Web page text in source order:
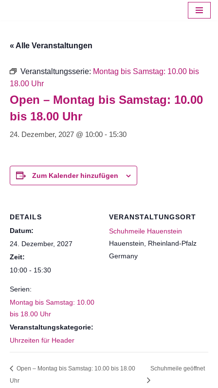
springen
« Alle Veranstaltungen
Veranstaltungsserie: Montag bis Samstag: 10.00 bis
18.00 Uhr
Open – Montag bis Samstag: 10.00
bis 18.00 Uhr
24. Dezember, 2027 @ 10:00 - 15:30
Zum Kalender hinzufügen
DETAILS
Datum:
24. Dezember, 2027
Zeit:
10:00 - 15:30
Serien:
Montag bis Samstag: 10.00
bis 18.00 Uhr
Veranstaltungskategorie:
Uhrzeiten für Header
VERANSTALTUNGSORT
Schuhmeile Hauenstein
Hauenstein
Rheinland-Pfalz
Germany
Open – Montag bis Samstag: 10.00 bis 18.00
Uhr
Schuhmeile geöffnet